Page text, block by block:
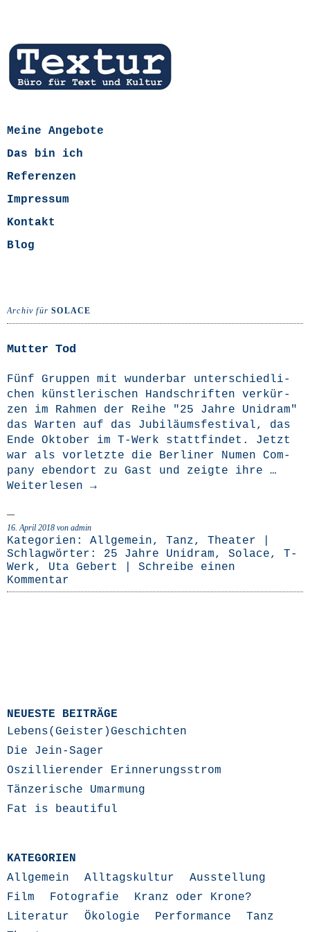
Meine Angebote
Das bin ich
Referenzen
Impressum
Kontakt
Blog
Archiv fürSOLACE
Mutter Tod
Fünf Grup­pen mit wun­der­bar unter­schied­li­
chen künst­le­ri­schen Hand­schrif­ten ver­kür­
zen im Rah­men der Rei­he "25 Jah­re Uni­dram"
das War­ten auf das Jubi­lä­ums­fes­ti­val, das
Ende Okto­ber im T‑Werk statt­fin­det. Jetzt
war als vor­letz­te die Ber­li­ner Numen Com­
pa­ny eben­dort zu Gast und zeig­te ihre …
Wei­ter­le­sen →
16. April 2018 von admin
Kategorien: Allgemein, Tanz, Theater
Schlagwörter: 25 Jahre Unidram, Solace, T-
Werk, Uta Gebert
Schreibe einen
Kommentar
NEUESTE BEITRÄGE
Lebens(Geister)Geschichten
Die Jein-Sager
Oszillierender Erinnerungsstrom
Tänzerische Umarmung
Fat is beautiful
KATEGORIEN
Allgemein
Alltagskultur
Ausstellung
Film
Fotografie
Kranz oder Krone?
Literatur
Ökologie Performance
Tanz